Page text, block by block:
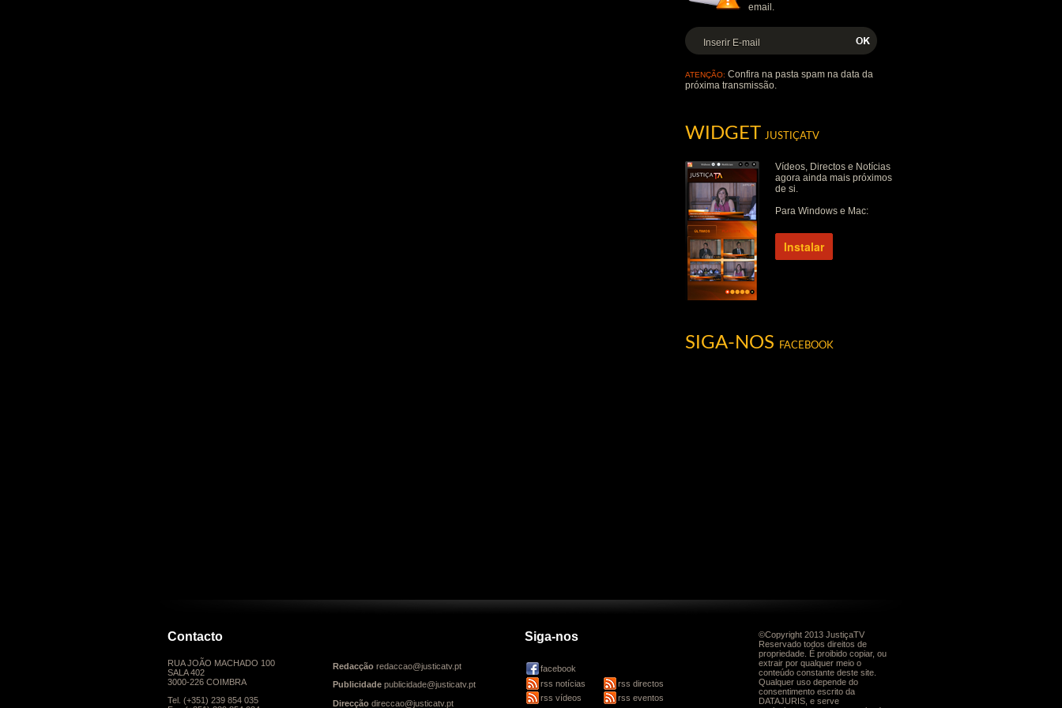
email.
ATENÇÃO: Confira na pasta spam na data da
próxima transmissão.
WIDGET JUSTIÇATV
Vídeos, Directos e Notícias
agora ainda mais próximos
de si.
Para Windows e Mac:
Instalar
SIGA-NOS FACEBOOK
Contacto
RUA JOÃO MACHADO 100
SALA 402
3000-226 COIMBRA
Tel. (+351) 239 854 035
Redacção redaccao@justicatv.pt
Publicidade publicidade@justicatv.pt
Direcção direccao@justicatv.pt
Siga-nos
facebook
rss notícias
rss directos
rss vídeos
rss eventos
©Copyright 2013 JustiçaTV
Reservado todos direitos de
propriedade. É proibido copiar, ou
extrair por qualquer meio o
conteúdo constante deste site.
Qualquer uso depende do
consentimento escrito da
DATAJURIS, e serve